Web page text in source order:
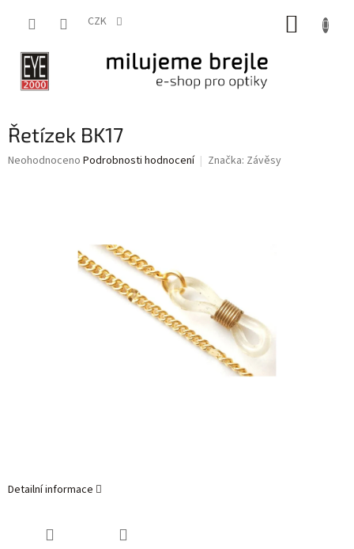
CZK
Řetízek BK17
Průměrné
Neohodnoceno Podrobnosti hodnocení Značka: Závěsy
Detailní informace